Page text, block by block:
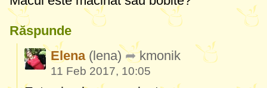
Răspunde
Elena (lena) kmonik
11 Feb 2017, 10:05